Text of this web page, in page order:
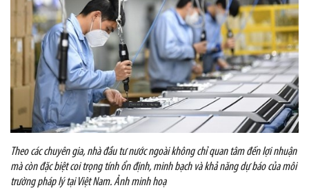
Theo các chuyên gia, nhà đầu tư nước ngoài không chỉ quan tâm đến lợi nhuận
mà còn đặc biệt coi trọng tính ổn định, minh bạch và khả năng dự báo của môi
trường pháp lý tại Việt Nam. Ảnh minh hoạ